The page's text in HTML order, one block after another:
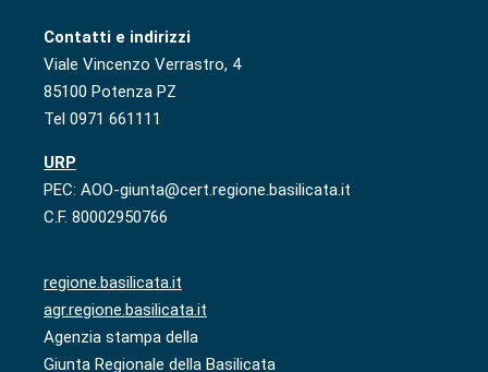
Contatti e indirizzi
Viale Vincenzo Verrastro, 4
85100 Potenza PZ
Tel 0971 661111
URP
PEC: AOO-giunta@cert.regione.basilicata.it
C.F. 80002950766
regione.basilicata.it
agr.regione.basilicata.it
Agenzia stampa della
Giunta Regionale della Basilicata